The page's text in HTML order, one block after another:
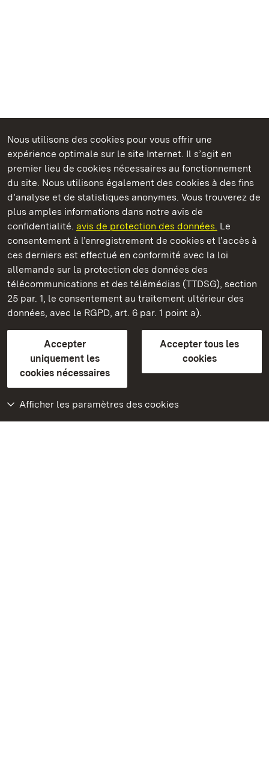
Nous utilisons des cookies pour vous offrir une
expérience optimale sur le site Internet. Il s’agit en
premier lieu de cookies nécessaires au fonctionnement
du site. Nous utilisons également des cookies à des fins
d’analyse et de statistiques anonymes. Vous trouverez de
plus amples informations dans notre avis de
confidentialité. avis de protection des données. Le
consentement à l’enregistrement de cookies et l’accès à
ces derniers est effectué en conformité avec la loi
allemande sur la protection des données des
télécommunications et des télémédias (TTDSG), section
25 par. 1, le consentement au traitement ultérieur des
données, avec le RGPD, art. 6 par. 1 point a).
Accepter
uniquement les
cookies nécessaires
Accepter tous les
cookies
Afficher les paramètres des cookies
Châteaux et jardins publics du Bade-Wurtemberg
Staatliche Schlösser und Gärten Baden‑Württemberg
Châteaux et jardins publics du Bade-Wurtemberg
ContactFAQ et réponsesMentions légales
Protection des données
Explications sur l’accessibilité
BITV-konform (geprüfte Seiten)
plus loin
Accueil
Monuments
Rendez-nous visite